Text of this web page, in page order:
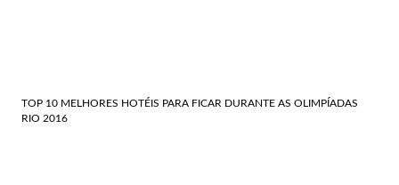
TOP 10 MELHORES HOTÉIS PARA FICAR DURANTE AS OLIMPÍADAS
RIO 2016